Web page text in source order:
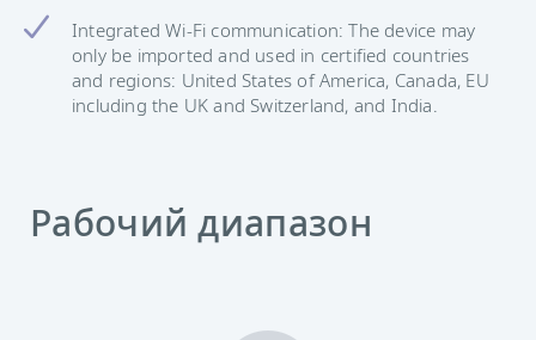
Integrated Wi-Fi communication: The device may
only be imported and used in certified countries
and regions: United States of America, Canada, EU
including the UK and Switzerland, and India.
Рабочий диапазон